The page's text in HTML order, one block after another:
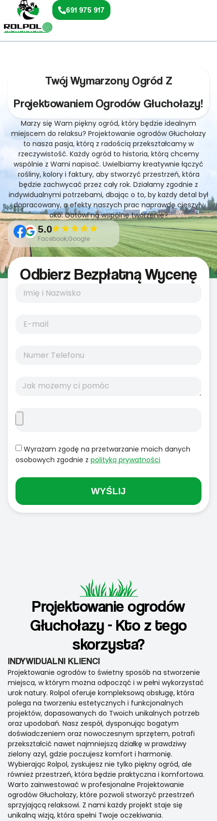
691 975 917
Twój Wymarzony Ogród Z
Projektowaniem Ogrodów Głuchołazy!
Marzy się Wam piękny ogród, który będzie idealnym
miejscem do relaksu? Projektowanie ogrodów Głuchołazy
to nasza pasja, którą z radością przekształcamy w
rzeczywistość. Każdy ogród to historia, którą chcemy
wspólnie z Wami napisać. Uwielbiamy kreatywnie łączyć
rośliny, kolory i faktury, aby stworzyć przestrzeń, która
będzie zachwycać przez cały rok. Działamy zgodnie z
indywidualnymi potrzebami, dbając o to, by każdy detal był
dopracowany, a efekty naszych prac naprawdę cieszyły
oko. Gotowi na wspólne tworzenie?
5.0
Facebook,Google
Odbierz Bezpłatną Wycenę
Wyrażam zgodę na przetwarzanie moich danych
osobowych zgodnie z polityką prywatności
WYŚLIJ
Projektowanie ogrodów
Głuchołazy - Kto z tego
skorzysta?
INDYWIDUALNI KLIENCI
Projektowanie ogrodów to świetny sposób na stworzenie
miejsca, w którym można odpocząć i w pełni wykorzystać
urok natury. Rolpol oferuje kompleksową obsługę, która
polega na tworzeniu estetycznych i funkcjonalnych
projektów, dopasowanych do Twoich unikalnych potrzeb
oraz upodobań. Nasz zespół, dysponując bogatym
doświadczeniem oraz nowoczesnym sprzętem, potrafi
przekształcić nawet najmniejszą działkę w prawdziwy
zielony azyl, gdzie poczujesz komfort i harmonię.
Wybierając Rolpol, zyskujesz nie tylko piękny ogród, ale
również przestrzeń, która będzie praktyczna i komfortowa.
Warto zainwestować w profesjonalne Projektowanie
ogrodów Głuchołazy, które pozwoli stworzyć przestrzeń
sprzyjającą relaksowi. Z nami każdy projekt staje się
unikalną wizją, która spełni Twoje oczekiwania.